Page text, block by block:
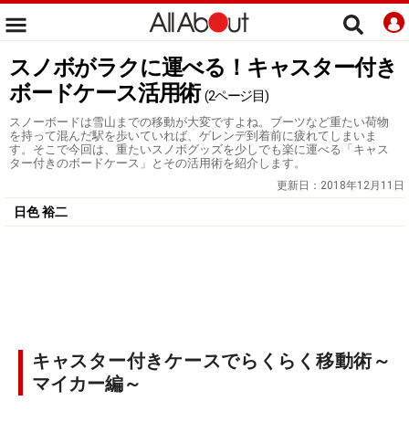
スノボがラクに運べる！キャスター付き
ボードケース活用術 (2ページ目)
スノーボードは雪山までの移動が大変ですよね。ブーツなど重たい荷物
を持って混んだ駅を歩いていれば、ゲレンデ到着前に疲れてしまいま
す。そこで今回は、重たいスノボグッズを少しでも楽に運べる「キャス
ター付きのボードケース」とその活用術を紹介します。
更新日： 2018年12月11日
日色 裕二
キャスター付きケースでらくらく移動術～
マイカー編～